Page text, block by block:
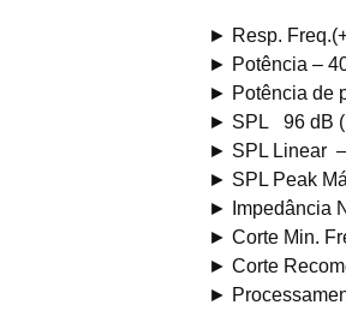
► Resp.
► Potência –
► Potência de
► SPL 96 dB
► SPL Linear
► SPL Peak
► Impedância
► Corte Min.
► Corte
►